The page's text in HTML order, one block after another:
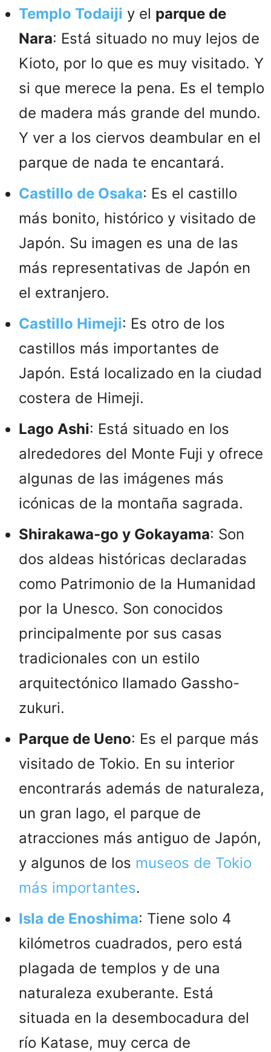
Templo Todaiji y el parque de
Nara: Está situado no muy lejos de
Kioto, por lo que es muy visitado. Y
si que merece la pena. Es el templo
de madera más grande del mundo.
Y ver a los ciervos deambular en el
parque de nada te encantará.
Castillo de Osaka: Es el castillo
más bonito, histórico y visitado de
Japón. Su imagen es una de las
más representativas de Japón en
el extranjero.
Castillo Himeji: Es otro de los
castillos más importantes de
Japón. Está localizado en la ciudad
costera de Himeji.
Lago Ashi: Está situado en los
alrededores del Monte Fuji y ofrece
algunas de las imágenes más
icónicas de la montaña sagrada.
Shirakawa-go y Gokayama: Son
dos aldeas históricas declaradas
como Patrimonio de la Humanidad
por la Unesco. Son conocidos
principalmente por sus casas
tradicionales con un estilo
arquitectónico llamado Gassho-
zukuri.
Parque de Ueno: Es el parque más
visitado de Tokio. En su interior
encontrarás además de naturaleza,
un gran lago, el parque de
atracciones más antiguo de Japón,
y algunos de los museos de Tokio
más importantes.
Isla de Enoshima: Tiene solo 4
kilómetros cuadrados, pero está
plagada de templos y de una
naturaleza exuberante. Está
situada en la desembocadura del
río Katase, muy cerca de